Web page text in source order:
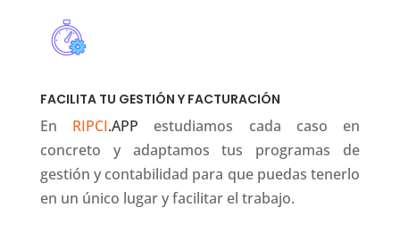
FACILITA TU GESTIÓN Y FACTURACIÓN
En RIPCI.APP estudiamos cada caso en
concreto y adaptamos tus programas de
gestión y contabilidad para que puedas tenerlo
en un único lugar y facilitar el trabajo.